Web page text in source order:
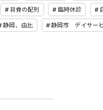
背骨の配列 臨時休診
静岡、由比 静岡市 デイサー